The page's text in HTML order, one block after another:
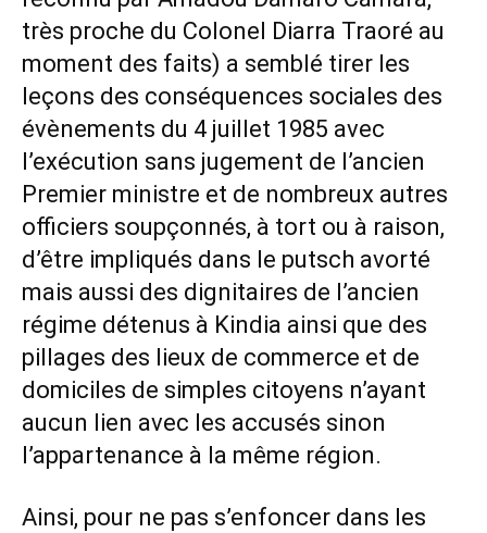
très proche du Colonel Diarra Traoré au
moment des faits) a semblé tirer les
leçons des conséquences sociales des
évènements du 4 juillet 1985 avec
l’exécution sans jugement de l’ancien
Premier ministre et de nombreux autres
officiers soupçonnés, à tort ou à raison,
d’être impliqués dans le putsch avorté
mais aussi des dignitaires de l’ancien
régime détenus à Kindia ainsi que des
pillages des lieux de commerce et de
domiciles de simples citoyens n’ayant
aucun lien avec les accusés sinon
l’appartenance à la même région.
Ainsi, pour ne pas s’enfoncer dans les